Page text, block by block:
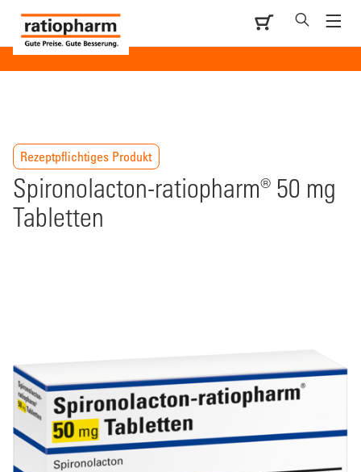
Rezeptpflichtiges Produkt
Spironolacton-ratiopharm® 50 mg
Tabletten